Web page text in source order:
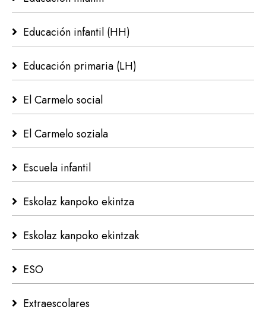
Educación infantil (HH)
Educación primaria (LH)
El Carmelo social
El Carmelo soziala
Escuela infantil
Eskolaz kanpoko ekintza
Eskolaz kanpoko ekintzak
ESO
Extraescolares